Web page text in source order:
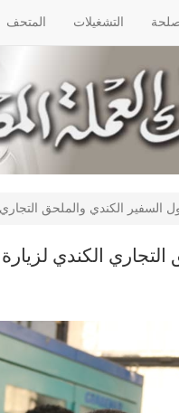
التشغيلات المتحف
السفير الكندي والملحق
الكندي